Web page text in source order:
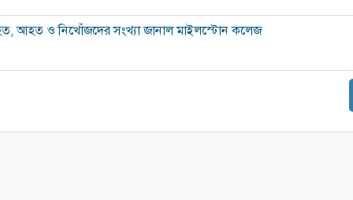
আহত ও নিখোঁজদের সংখ্যা জানাল মাইলস্টোন কলেজ